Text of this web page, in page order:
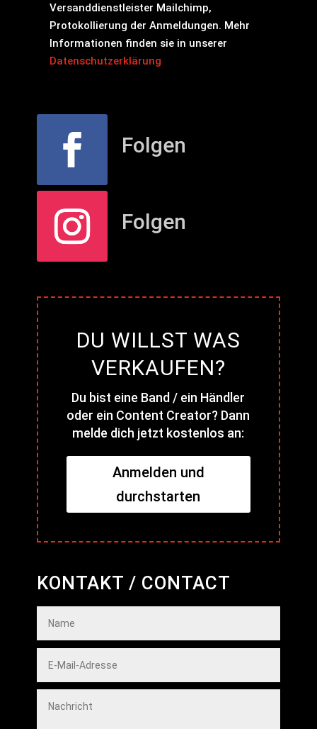
Versanddienstleister Mailchimp,
Protokollierung der Anmeldungen. Mehr
Informationen finden sie in unserer
Datenschutzerklärung
Folgen
Folgen
DU WILLST WAS
VERKAUFEN?
Du bist eine Band / ein Händler
oder ein Content Creator? Dann
melde dich jetzt kostenlos an:
Anmelden und
durchstarten
KONTAKT / CONTACT